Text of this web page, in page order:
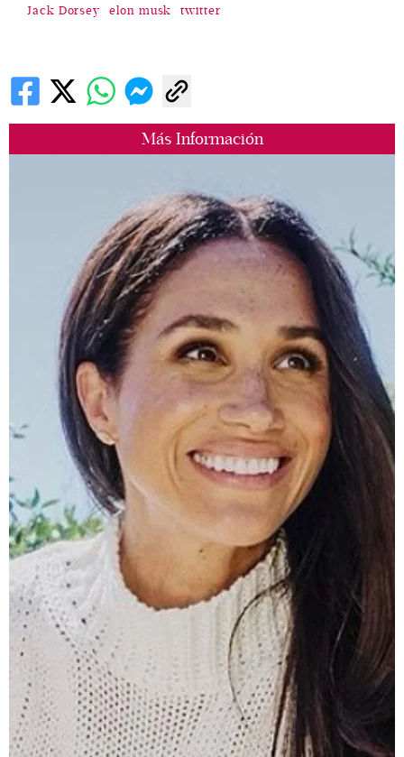
Más Información
Jack Dorsey elon musk twitter